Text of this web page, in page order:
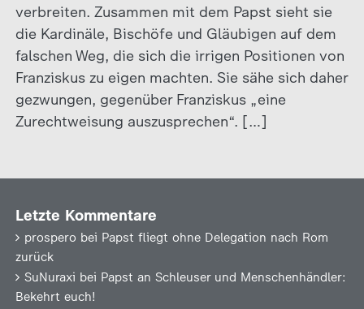
verbreiten. Zusammen mit dem Papst sieht sie
die Kardinäle, Bischöfe und Gläubigen auf dem
falschen Weg, die sich die irrigen Positionen von
Franziskus zu eigen machten. Sie sähe sich daher
gezwungen, gegenüber Franziskus „eine
Zurechtweisung auszusprechen“. […]
Letzte Kommentare
prospero bei Papst fliegt ohne Delegation nach Rom
zurück
SuNuraxi bei Papst an Schleuser und Menschenhändler:
Bekehrt euch!